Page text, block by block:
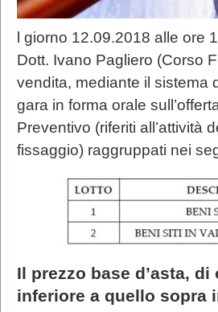
l giorno 12.09.2018 alle ore
Dott. Ivano Pagliero (Corso
vendita, mediante il sistema
gara in forma orale
Preventivo (riferiti all’attività
fissaggio) raggruppati nei
Il prezzo base d’asta,
inferiore a quello sopra